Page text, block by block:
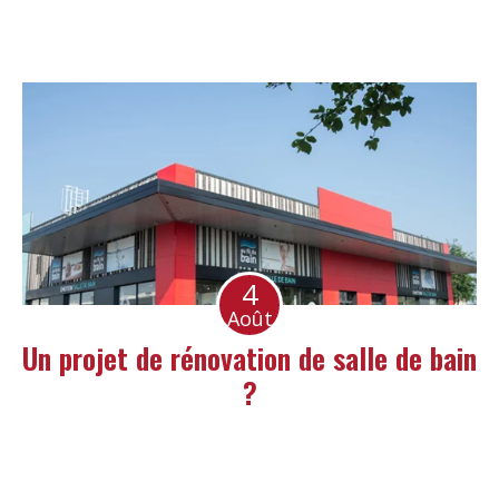
4
Août
Un projet de rénovation de salle de bain
?